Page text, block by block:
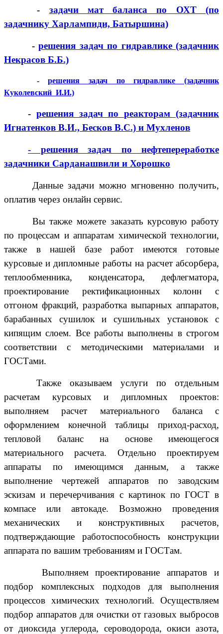
- задачи мат баланса по ОХТ (по
задачнику Харлампиди, Батыршина)
- решения задач по гидравлике (задачник
Некрасов Б.Б.)
-решения задач по гидравлике (задачник
Куколевский И.И.)
- решения задач по реакторам (задачник
Игнатенков В.И., Бесков В.С.) и Мухленов
- решения задач по нефтепереработке
задачники Сарданашвили и Хорошко
Данные задачи можно мгновенно получить,
оплатив через онлайн сервис.
Вы также можете заказать курсовую работу
по процессам и аппаратам химической технологии,
также в нашей базе работ имеются готовые
курсовые и дипломные работы на расчет абсорбера,
теплообменника, конденсатора, дефлегматора,
проектирование ректификационных колонн с
отгоном фракций, разработка выпарных аппаратов,
барабанных сушилок и сушильных установок с
кипящим слоем. Все работы выполнены в строгом
соответствии с методическими материалами и
ГОСТами.
Также оказываем услуги по отдельным
расчетам курсовых и дипломных проектов:
выполняем расчет материального баланса с
оформлением конечной таблицы приход-расход,
тепловой баланс на основе имеющегося
материального расчета. Отдельно проектируем
аппараты по имеющимся данным, а также
выполнение чертежей аппаратов по заводским
эскизам и перечерчивания с картинок по ГОСТ в
компасе или автокаде. Возможно проведения
механических и конструктивных расчетов,
подтверждающие работоспособность конструкции
аппарата по вашим требованиям и ГОСТам.
Выполняем проектирование аппаратов и
подбор комплексных подходов для выполнения
процессов химических технологий. Осуществляем
подбор аппаратов для очистки от газовых выбросов
от диоксида углерода, сероводорода, окиси азота,